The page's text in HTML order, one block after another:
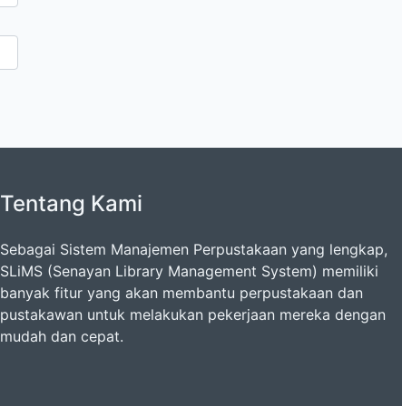
Tentang Kami
Sebagai Sistem Manajemen Perpustakaan yang lengkap,
SLiMS (Senayan Library Management System) memiliki
banyak fitur yang akan membantu perpustakaan dan
pustakawan untuk melakukan pekerjaan mereka dengan
mudah dan cepat.